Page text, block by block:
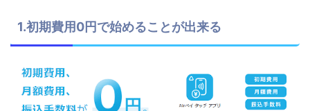
1.初期費用0円で始めることが出来る